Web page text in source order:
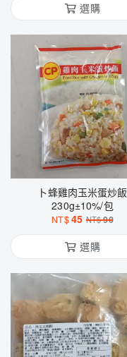
選購
卜蜂雞肉玉米蛋炒飯
230g±10%/包
NT$45 NT$90
選購